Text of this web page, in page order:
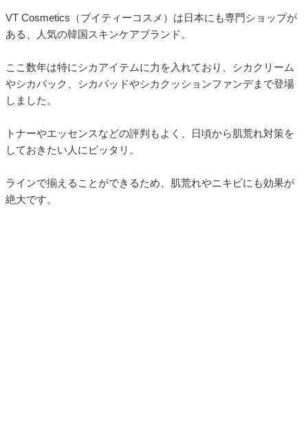
VT Cosmetics（ブイティーコスメ）は日本にも専門ショップが
ある、人気の韓国スキンケアブランド。
ここ数年は特にシカアイテムに力を入れており、シカクリーム
やシカパック、シカパッドやシカクッションファンデまで登場
しました。
トナーやエッセンスなどの評判もよく、日頃から肌荒れ対策を
しておきたい人にピッタリ。
ラインで揃えることができるため、肌荒れやニキビにも効果が
絶大です。